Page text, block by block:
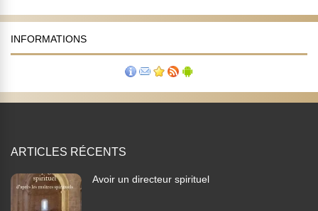
INFORMATIONS
ARTICLES RÉCENTS
Avoir un directeur spirituel